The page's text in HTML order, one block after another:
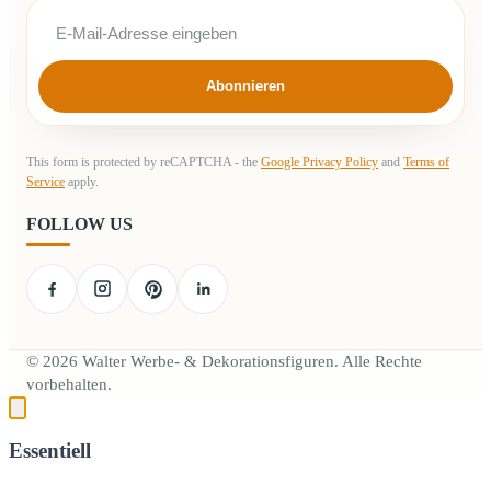
Abonnieren
This form is protected by reCAPTCHA - the Google Privacy Policy and Terms of
Service apply.
FOLLOW US
© 2026 Walter Werbe- & Dekorationsfiguren. Alle Rechte
vorbehalten.
Essentiell